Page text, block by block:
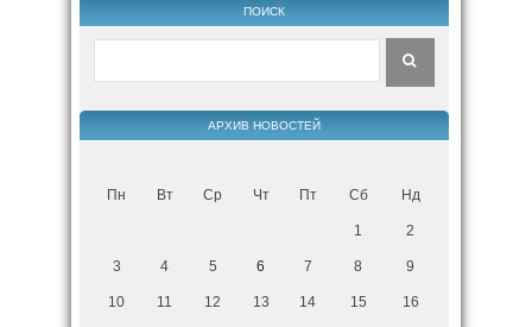
ПОИСК
АРХИВ НОВОСТЕЙ
Пн Вт Ср Чт Пт Сб Нд
1 2
3 4 5 6 7 8 9
10 11 12 13 14 15 16